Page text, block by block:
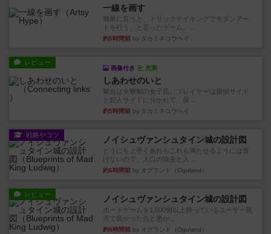
一線を画す
簡単に言うと、トリックテイキングでモダンアー
トを行う、と言ったゲーム。...
約5時間前 by タカミネコウヘイ
レビュー
画像付き 充実
しあわせのいと
舞台は全寮制の女子高。プレイヤーは探偵サイド
と犯人サイドに分かれて、探...
約5時間前 by タカミネコウヘイ
戦略やコツ ノイシュヴァンシュタイン城の設計図
どうにも上手くあれもこれも満たせるようには置
けないので、入口の除去と入...
約6時間前 by オグランド（Oguland）
レビュー ノイシュヴァンシュタイン城の設計図
ボードゲームを1,000個以上持っているユーザー視
点で良かった点と悪か...
約6時間前 by オグランド（Oguland）